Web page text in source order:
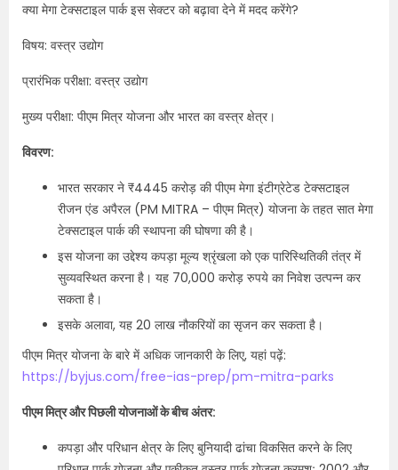
क्या मेगा टेक्सटाइल पार्क इस सेक्टर को बढ़ावा देने में मदद करेंगे?
विषय: वस्त्र उद्योग
प्रारंभिक परीक्षा: वस्त्र उद्योग
मुख्य परीक्षा: पीएम मित्र योजना और भारत का वस्त्र क्षेत्र।
विवरण:
भारत सरकार ने ₹4445 करोड़ की पीएम मेगा इंटीग्रेटेड टेक्सटाइल
रीजन एंड अपैरल (PM MITRA – पीएम मित्र) योजना के तहत सात मेगा
टेक्सटाइल पार्क की स्थापना की घोषणा की है।
इस योजना का उद्देश्य कपड़ा मूल्य श्रृंखला को एक पारिस्थितिकी तंत्र में
सुव्यवस्थित करना है। यह 70,000 करोड़ रुपये का निवेश उत्पन्न कर
सकता है।
इसके अलावा, यह 20 लाख नौकरियों का सृजन कर सकता है।
पीएम मित्र योजना के बारे में अधिक जानकारी के लिए, यहां पढ़ें:
https://byjus.com/free-ias-prep/pm-mitra-parks
पीएम मित्र और पिछली योजनाओं के बीच अंतर:
कपड़ा और परिधान क्षेत्र के लिए बुनियादी ढांचा विकसित करने के लिए